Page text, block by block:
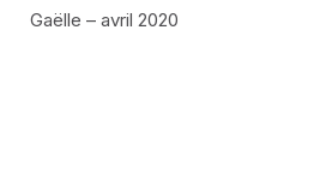
Gaëlle – avril 2020